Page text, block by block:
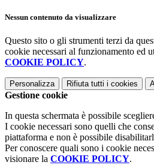
Nessun contenuto da visualizzare
Questo sito o gli strumenti terzi da
cookie necessari al funzionamento ed
COOKIE POLICY.
Personalizza Rifiuta tutti i cookies
Gestione cookie
In questa schermata è possibile
I cookie necessari sono quelli che
piattaforma e non è possibile
Per conoscere quali sono i cookie
visionare la COOKIE POLICY.